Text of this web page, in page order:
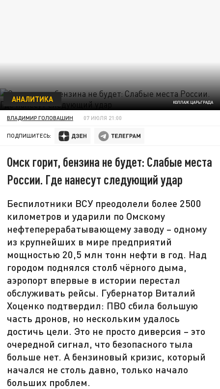
КОЛЛАЖ ЦАРЬГРАДА
АНАЛИТИКА
ВЛАДИМИР ГОЛОВАШИН 07 ИЮЛЯ 21:00
ПОДПИШИТЕСЬ:
Омск горит, бензина не будет: Слабые места
России. Где нанесут следующий удар
Беспилотники ВСУ преодолели более 2500
километров и ударили по Омскому
нефтеперерабатывающему заводу – одному
из крупнейших в мире предприятий
мощностью 20,5 млн тонн нефти в год. Над
городом поднялся столб чёрного дыма,
аэропорт впервые в истории перестал
обслуживать рейсы. Губернатор Виталий
Хоценко подтвердил: ПВО сбила большую
часть дронов, но нескольким удалось
достичь цели. Это не просто диверсия – это
очередной сигнал, что безопасного тыла
больше нет. А бензиновый кризис, который
начался не столь давно, только начало
больших проблем.